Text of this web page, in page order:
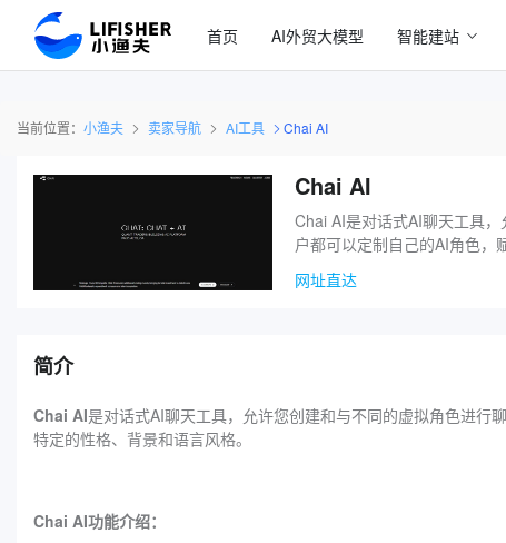
首页 AI外贸大模型 智能建站
当前位置： 小渔夫 卖家导航 AI工具 Chai AI
Chai AI
Chai AI是对话式AI聊天工具
户都可以定制自己的AI角色，
网址直达
简介
Chai AI是对话式AI聊天工具，允许您创建和与不同的虚拟角色进行
特定的性格、背景和语言风格。
Chai AI功能介绍：